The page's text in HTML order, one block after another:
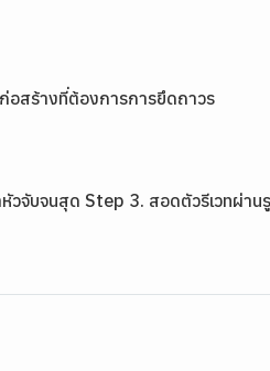
อสร้างที่ต้องการการยึดถาวร
หัวจับจนสุด Step 3. สอดตัวรีเวทผ่